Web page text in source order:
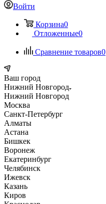
Войти
Корзина0
Отложенные0
Сравнение товаров0
Ваш город
Нижний Новгород
Нижний Новгород
Москва
Санкт-Петербург
Алматы
Астана
Бишкек
Воронеж
Екатеринбург
Челябинск
Ижевск
Казань
Киров